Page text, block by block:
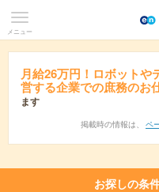
メニュー
月給26万円！ロボット
営する企業での庶務のお
ます
掲載時の情報は、 ペ
お探しの条